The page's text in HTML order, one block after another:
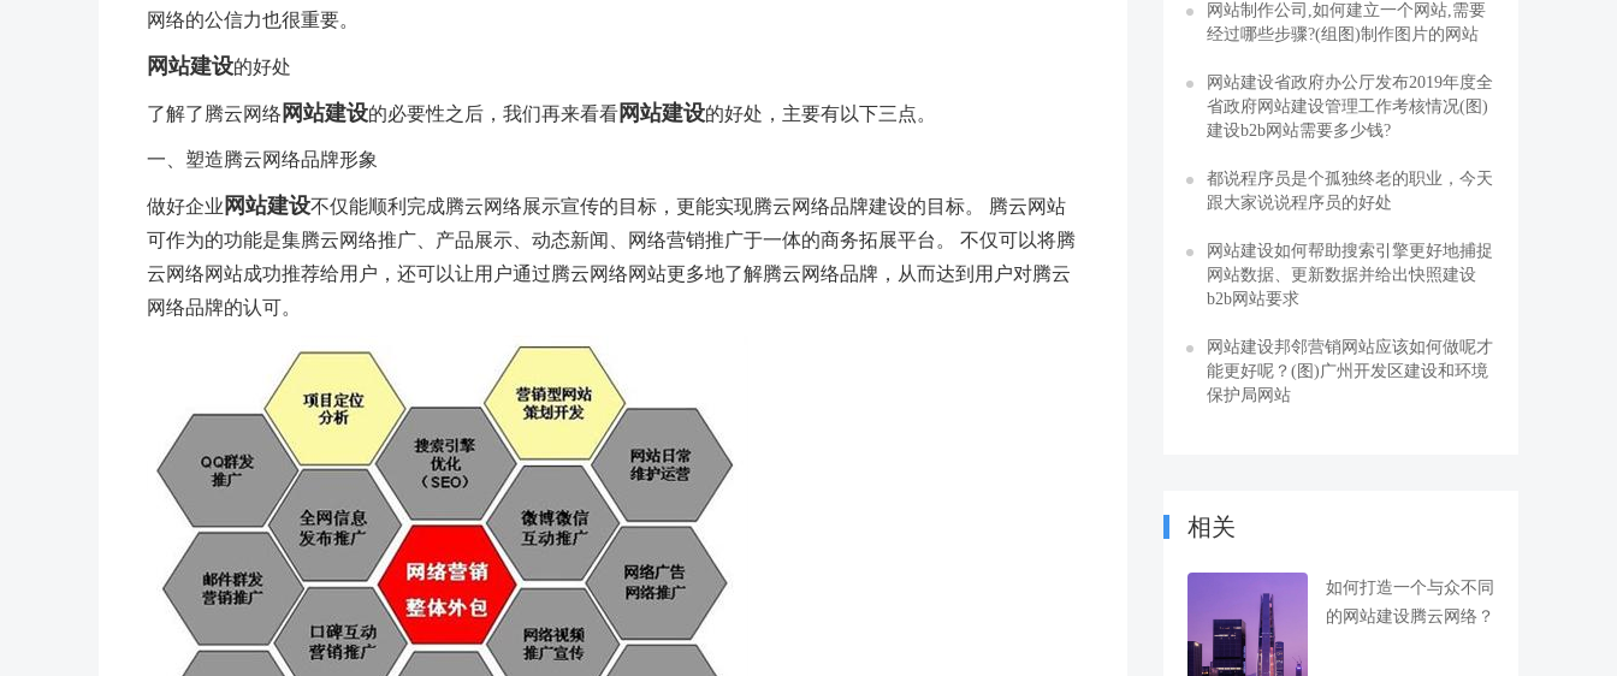
网络的公信力也很重要。
网站建设的好处
了解了腾云网络 网站建设的必要性之后，我们再来看看网站建设的好处，主要有以下三点。
一、塑造腾云网络品牌形象
做好企业 网站建设不仅能顺利完成腾云网络展示宣传的目标，更能实现腾云网络品牌建设的目标。 腾云网站
可作为的功能是集腾云网络推广、产品展示、动态新闻、网络营销推广于一体的商务拓展平台。 不仅可以将腾
云网络网站成功推荐给用户，还可以让用户通过腾云网络网站更多地了解腾云网络品牌，从而达到用户对腾云
网络品牌的认可。
网站制作公司,如何建立一个网站,需要
经过哪些步骤?(组图)制作图片的网站
网站建设省政府办公厅发布2019年度全
省政府网站建设管理工作考核情况(图)
建设b2b网站需要多少钱?
都说程序员是个孤独终老的职业，今天
跟大家说说程序员的好处
网站建设如何帮助搜索引擎更好地捕捉
网站数据、更新数据并给出快照建设
b2b网站要求
网站建设邦邻营销网站应该如何做呢才
能更好呢？(图)广州开发区建设和环境
保护局网站
相关
如何打造一个与众不同
的网站建设腾云网络？